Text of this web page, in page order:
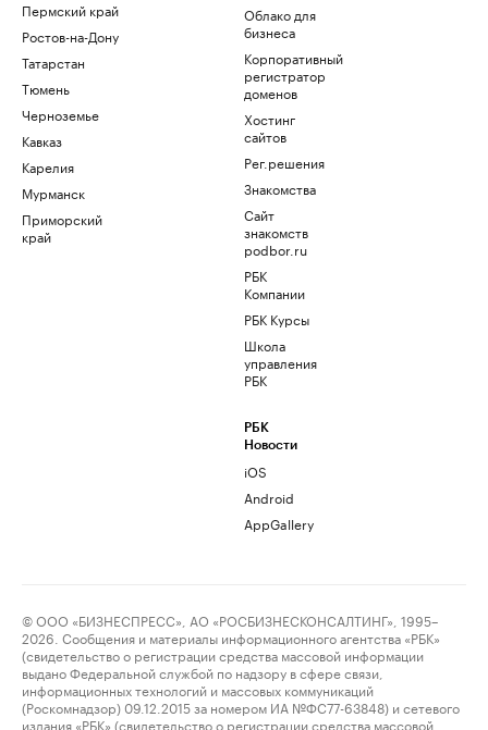
Пермский край
Ростов-на-Дону
Татарстан
Тюмень
Черноземье
Кавказ
Карелия
Мурманск
Приморский
край
Облако для
бизнеса
Корпоративный
регистратор
доменов
Хостинг
сайтов
Рег.решения
Знакомства
Сайт
знакомств
podbor.ru
РБК
Компании
РБК Курсы
Школа
управления
РБК
РБК
Новости
iOS
Android
AppGallery
© ООО «БИЗНЕСПРЕСС», АО «РОСБИЗНЕСКОНСАЛТИНГ», 1995–
2026. Сообщения и материалы информационного агентства «РБК»
(свидетельство о регистрации средства массовой информации
выдано Федеральной службой по надзору в сфере связи,
информационных технологий и массовых коммуникаций
(Роскомнадзор) 09.12.2015 за номером ИА №ФС77-63848) и сетевого
издания «РБК» (свидетельство о регистрации средства массовой